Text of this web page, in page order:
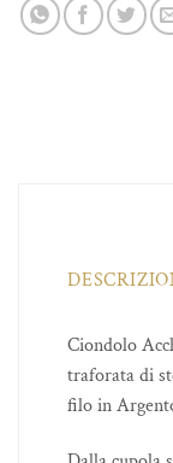
Ciondolo
traforata di
filo in